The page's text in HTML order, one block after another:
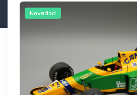
Novedad